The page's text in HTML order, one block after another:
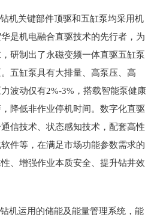
关键部件顶驱和五缸泵均采用机
是机电融合直驱技术的先行者，为
研制出了永磁变频一体直驱五缸泵
五缸泵具有大排量、高泵压、高
波动仅有2%-3%，搭载智能泵健康
降低非作业停机时间。数字化直驱
信技术、状态感知技术，配套高性
件等，在满足市场功能参数需求的
、增强作业本质安全、提升钻井效
运用的储能及能量管理系统，能